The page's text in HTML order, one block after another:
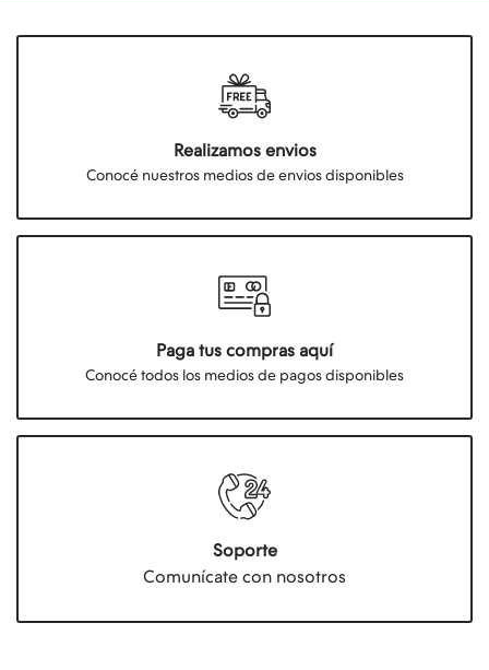
Realizamos envios
Conocé nuestros medios de envios disponibles
Paga tus compras aquí
Conocé todos los medios de pagos disponibles
Soporte
Comunícate con nosotros